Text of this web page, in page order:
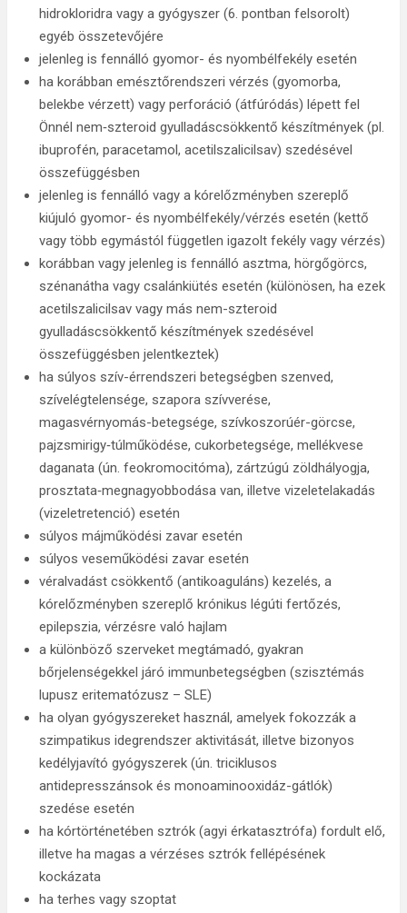
hidrokloridra vagy a gyógyszer (6. pontban felsorolt)
egyéb összetevőjére
jelenleg is fennálló gyomor- és nyombélfekély esetén
ha korábban emésztőrendszeri vérzés (gyomorba,
belekbe vérzett) vagy perforáció (átfúródás) lépett fel
Önnél nem‑szteroid gyulladáscsökkentő készítmények (pl.
ibuprofén, paracetamol, acetilszalicilsav) szedésével
összefüggésben
jelenleg is fennálló vagy a kórelőzményben szereplő
kiújuló gyomor- és nyombélfekély/vérzés esetén (kettő
vagy több egymástól független igazolt fekély vagy vérzés)
korábban vagy jelenleg is fennálló asztma, hörgőgörcs,
szénanátha vagy csalánkiütés esetén (különösen, ha ezek
acetilszalicilsav vagy más nem-szteroid
gyulladáscsökkentő készítmények szedésével
összefüggésben jelentkeztek)
ha súlyos szív-érrendszeri betegségben szenved,
szívelégtelensége, szapora szívverése,
magasvérnyomás-betegsége, szívkoszorúér-görcse,
pajzsmirigy‑túlműködése, cukorbetegsége, mellékvese
daganata (ún. feokromocitóma), zártzúgú zöldhályogja,
prosztata‑megnagyobbodása van, illetve vizeletelakadás
(vizeletretenció) esetén
súlyos májműködési zavar esetén
súlyos veseműködési zavar esetén
véralvadást csökkentő (antikoaguláns) kezelés, a
kórelőzményben szereplő krónikus légúti fertőzés,
epilepszia, vérzésre való hajlam
a különböző szerveket megtámadó, gyakran
bőrjelenségekkel járó immunbetegségben (szisztémás
lupusz eritematózusz – SLE)
ha olyan gyógyszereket használ, amelyek fokozzák a
szimpatikus idegrendszer aktivitását, illetve bizonyos
kedélyjavító gyógyszerek (ún. triciklusos
antidepresszánsok és monoaminooxidáz-gátlók)
szedése esetén
ha kórtörténetében sztrók (agyi érkatasztrófa) fordult elő,
illetve ha magas a vérzéses sztrók fellépésének
kockázata
ha terhes vagy szoptat